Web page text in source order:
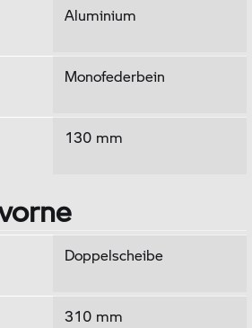
Aluminium
Monofederbein
130 mm
Doppelscheibe
310 mm